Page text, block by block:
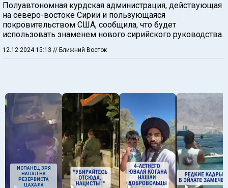
Полуавтономная курдская администрация, действующая
на северо-востоке Сирии и пользующаяся
покровительством США, сообщила, что будет
использовать знаменем нового сирийского руководства.
12.12.2024 15:13 // Ближний Восток
ИСПАНЕЦ ЗРЯ
НАПАЛ НА
РЕЗЕРВИСТА
ЦАХАЛА